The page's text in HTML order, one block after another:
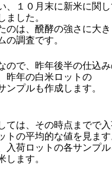
、１０月末に新米に関し
ました。
のは、醗酵の強さに大
の調査です。
ので、昨年後半の仕込
昨年の白米ロットの
ンプルも作成します。
ては、その時点までで入
トの平均的な値を見ます
入荷ロットの各サンプ
します。